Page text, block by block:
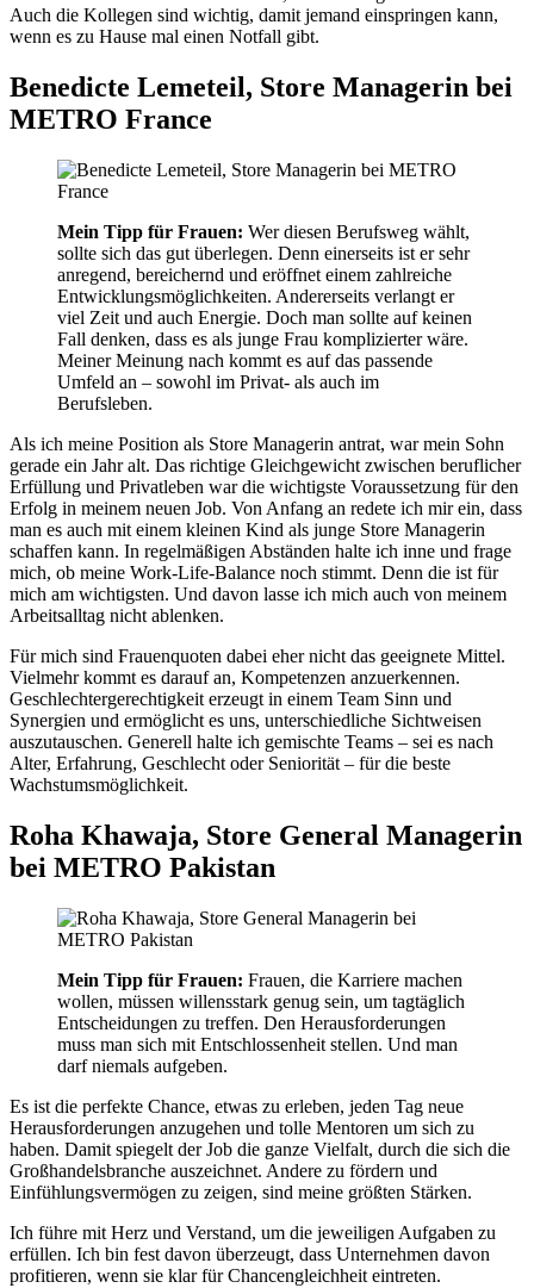
Auch die Kollegen sind wichtig, damit jemand einspringen kann,
wenn es zu Hause mal einen Notfall gibt.
Benedicte Lemeteil, Store Managerin bei
METRO France
Mein Tipp für Frauen: Wer diesen Berufsweg wählt,
sollte sich das gut überlegen. Denn einerseits ist er sehr
anregend, bereichernd und eröffnet einem zahlreiche
Entwicklungsmöglichkeiten. Andererseits verlangt er
viel Zeit und auch Energie. Doch man sollte auf keinen
Fall denken, dass es als junge Frau komplizierter wäre.
Meiner Meinung nach kommt es auf das passende
Umfeld an – sowohl im Privat- als auch im
Berufsleben.
Als ich meine Position als Store Managerin antrat, war mein Sohn
gerade ein Jahr alt. Das richtige Gleichgewicht zwischen beruflicher
Erfüllung und Privatleben war die wichtigste Voraussetzung für den
Erfolg in meinem neuen Job. Von Anfang an redete ich mir ein, dass
man es auch mit einem kleinen Kind als junge Store Managerin
schaffen kann. In regelmäßigen Abständen halte ich inne und frage
mich, ob meine Work-Life-Balance noch stimmt. Denn die ist für
mich am wichtigsten. Und davon lasse ich mich auch von meinem
Arbeitsalltag nicht ablenken.
Für mich sind Frauenquoten dabei eher nicht das geeignete Mittel.
Vielmehr kommt es darauf an, Kompetenzen anzuerkennen.
Geschlechtergerechtigkeit erzeugt in einem Team Sinn und
Synergien und ermöglicht es uns, unterschiedliche Sichtweisen
auszutauschen. Generell halte ich gemischte Teams – sei es nach
Alter, Erfahrung, Geschlecht oder Seniorität – für die beste
Wachstumsmöglichkeit.
Roha Khawaja, Store General Managerin
bei METRO Pakistan
Mein Tipp für Frauen: Frauen, die Karriere machen
wollen, müssen willensstark genug sein, um tagtäglich
Entscheidungen zu treffen. Den Herausforderungen
muss man sich mit Entschlossenheit stellen. Und man
darf niemals aufgeben.
Es ist die perfekte Chance, etwas zu erleben, jeden Tag neue
Herausforderungen anzugehen und tolle Mentoren um sich zu
haben. Damit spiegelt der Job die ganze Vielfalt, durch die sich die
Großhandelsbranche auszeichnet. Andere zu fördern und
Einfühlungsvermögen zu zeigen, sind meine größten Stärken.
Ich führe mit Herz und Verstand, um die jeweiligen Aufgaben zu
erfüllen. Ich bin fest davon überzeugt, dass Unternehmen davon
profitieren, wenn sie klar für Chancengleichheit eintreten.